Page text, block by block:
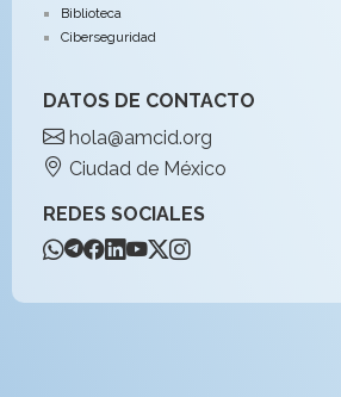
Biblioteca
Ciberseguridad
DATOS DE CONTACTO
hola@amcid.org
Ciudad de México
REDES SOCIALES